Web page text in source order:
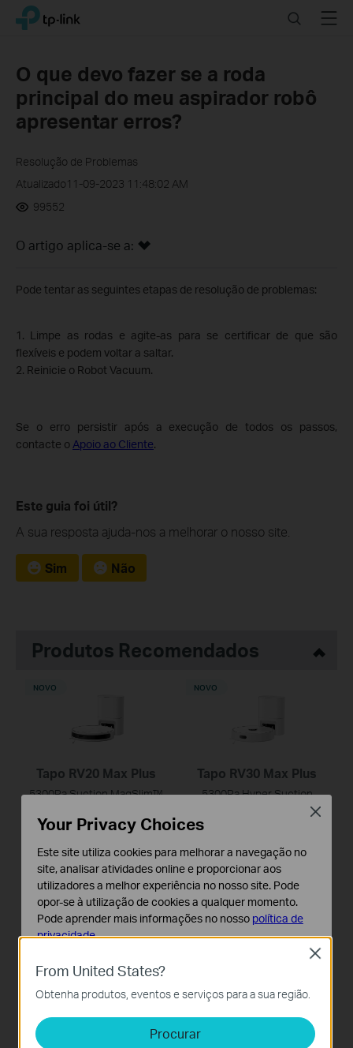
Click
navigation
TP-Link, Reliably Smart SearchMenu
O que devo fazer se a roda
principal do meu aspirador robô
apresentar erros?
Resolução de Problemas
Atualizado11-09-2023 11:48:02 AM
99552
O artigo aplica-se a:
Pode tentar as seguintes etapas de resolução de problemas:
1. Limpe as rodas e agite-as para se certificar de que são
flexíveis e podem voltar a saltar.
2. Reinicie o Robot Vacuum.
Se o erro persistir após a execução de todos os passos,
contacte o Apoio ao Cliente.
Este guia foi útil?
A sua resposta ajuda-nos a melhorar o nosso site.
Sim Não
Produtos Recomendados
Tapo RV20 Max Plus
5300Pa Suction MagSlim™
Vacuum and Mop with Auto-
NOVO
Tapo RV30 Max Plus
5300Pa Hyper Suction
Robot Vacuum & Mop +
Smart Auto-Empty Dock
NOVO
Tapo RV20 Max
LiDAR Navigation Robot
Vacuum and Mop
From United States?
Obtenha produtos, eventos e serviços para a sua região.
Procurar
Close
Your Privacy Choices
Este site utiliza cookies para melhorar a navegação no
site, analisar atividades online e proporcionar aos
utilizadores a melhor experiência no nosso site. Pode
opor-se à utilização de cookies a qualquer momento.
Pode aprender mais informações no nosso política de
privacidade.
Os cookies são necessários para o funcionamento do
website e não podem ser desativados nos seus
Cookies de Análise e Marketing
Close